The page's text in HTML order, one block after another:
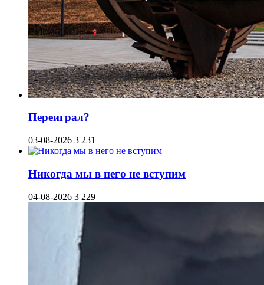
Переиграл?
03-08-2026 3 231
Никогда мы в него не вступим
04-08-2026 3 229